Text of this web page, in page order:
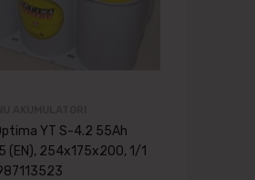
YT S-4.2 55Ah
(EN), 254x175x200, 1/1